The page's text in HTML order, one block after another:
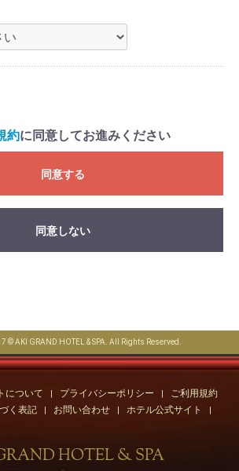
約に同意してお進みください
同意する
同意しない
© AKI GRAND HOTEL & SPA. All Rights Reserved.
について プライバシーポリシー
ご利用規約
く表記
お問い合わせ ホテル公式サイト
HOTEL & SPA